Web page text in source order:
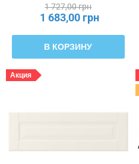
1 727,00 грн
1 683,00 грн
В КОРЗИНУ
Акция